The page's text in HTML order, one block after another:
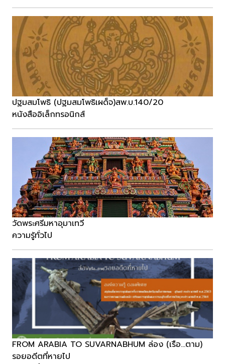
ปฐมสมโพธิ (ปฐมสมโพธิเผด็จ)สพ.บ.140/20
หนังสืออิเล็กทรอนิกส์
วัดพระศรีมหาอุมาเทวี
ความรู้ทั่วไป
FROM ARABIA TO SUVARNABHUM ล่อง (เรือ...ตาม)
รอยอดีตที่หายไป